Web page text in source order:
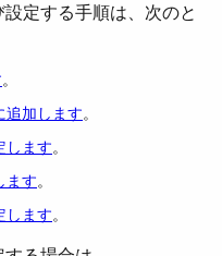
定する手順は、次のと
​。
追加します​。
します​。
ます​。
します​。